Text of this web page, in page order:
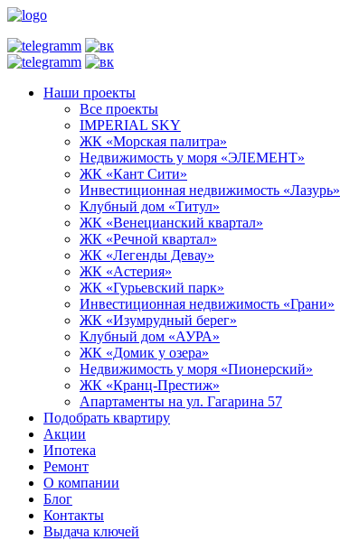
Наши проекты
Все проекты
IMPERIAL SKY
ЖК «Морская палитра»
Недвижимость у моря «ЭЛЕМЕНТ»
ЖК «Кант Сити»
Инвестиционная недвижимость «Лазурь»
Клубный дом «Титул»
ЖК «Венецианский квартал»
ЖК «Речной квартал»
ЖК «Легенды Девау»
ЖК «Астерия»
ЖК «Гурьевский парк»
Инвестиционная недвижимость «Грани»
ЖК «Изумрудный берег»
Клубный дом «АУРА»
ЖК «Домик у озера»
Недвижимость у моря «Пионерский»
ЖК «Кранц-Престиж»
Апартаменты на ул. Гагарина 57
Подобрать квартиру
Акции
Ипотека
Ремонт
О компании
Блог
Контакты
Выдача ключей